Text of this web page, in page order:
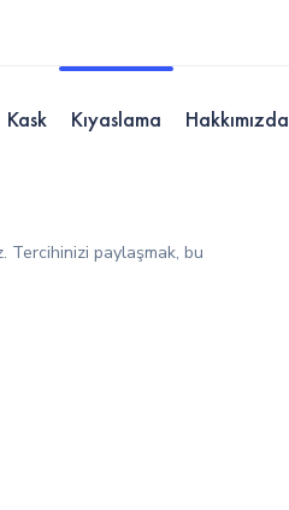
Kask Kıyaslama Hakkımızda
Tercihinizi paylaşmak, bu